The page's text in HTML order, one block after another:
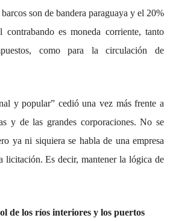
son de bandera paraguaya y el 20%
contrabando es moneda corriente, tanto
como para la circulación de
y popular” cedió una vez más frente a
y de las grandes corporaciones. No se
ya ni siquiera se habla de una empresa
licitación. Es decir, mantener la lógica de
de los ríos interiores y los puertos